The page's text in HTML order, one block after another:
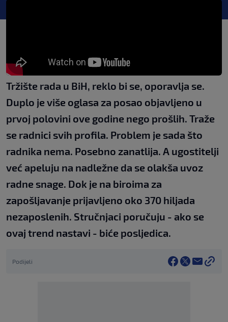
Tržište rada u BiH, reklo bi se, oporavlja se.
Duplo je više oglasa za posao objavljeno u
prvoj polovini ove godine nego prošlih. Traže
se radnici svih profila. Problem je sada što
radnika nema. Posebno zanatlija. A ugostitelji
već apeluju na nadležne da se olakša uvoz
radne snage. Dok je na biroima za
zapošljavanje prijavljeno oko 370 hiljada
nezaposlenih. Stručnjaci poručuju - ako se
ovaj trend nastavi - biće posljedica.
Podijeli